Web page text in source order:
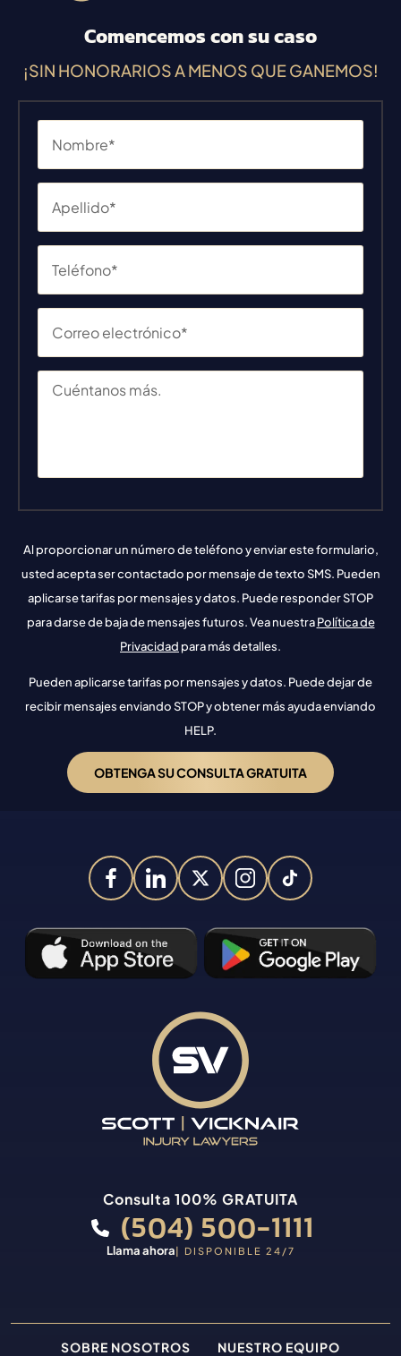
Comencemos con su caso
¡SIN HONORARIOS A MENOS QUE GANEMOS!
Al proporcionar un número de teléfono y enviar este formulario,
usted acepta ser contactado por mensaje de texto SMS. Pueden
aplicarse tarifas por mensajes y datos. Puede responder STOP
para darse de baja de mensajes futuros. Vea nuestraPolítica de
Privacidad para más detalles.
Pueden aplicarse tarifas por mensajes y datos. Puede dejar de
recibir mensajes enviando STOP y obtener más ayuda enviando
HELP.
Consulta 100% GRATUITA
(504) 500-1111
Llama ahora| DISPONIBLE 24/7
SOBRE NOSOTROS NUESTRO EQUIPO